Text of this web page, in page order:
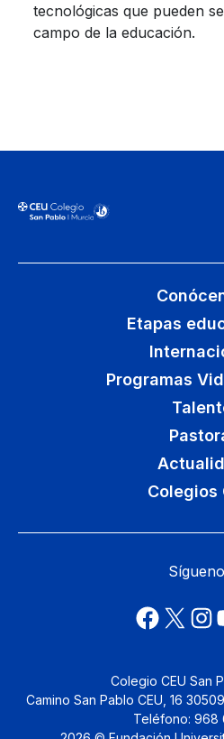
tecnológicas que pueden
campo de la educación.
Etapas
Programas
Colegios
Colegio CEU San
Camino San Pablo CEU, 16
Teléfono: 968